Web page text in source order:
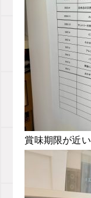
賞味期限が近